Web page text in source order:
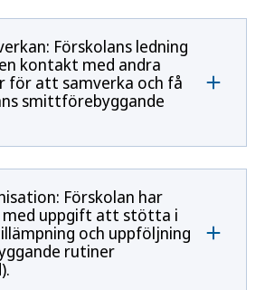
Förskolans ledning
kontakt med andra
för att samverka och få
smittförebyggande
Förskolan har
uppgift att stötta i
och uppföljning
rutiner